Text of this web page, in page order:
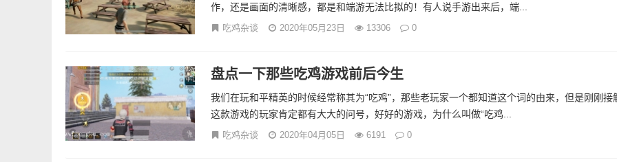
作，还是画面的清晰感，都是和端游无法比拟的！有人说手游出来后，端...
吃鸡杂谈 2020年05月23日 13306 0
盘点一下那些吃鸡游戏前后今生
我们在玩和平精英的时候经常称其为“吃鸡”，那些老玩家一个都知道这个词的由来，但是刚刚接
这款游戏的玩家肯定都有大大的问号，好好的游戏，为什么叫做“吃鸡...
吃鸡杂谈 2020年04月05日 6191 0